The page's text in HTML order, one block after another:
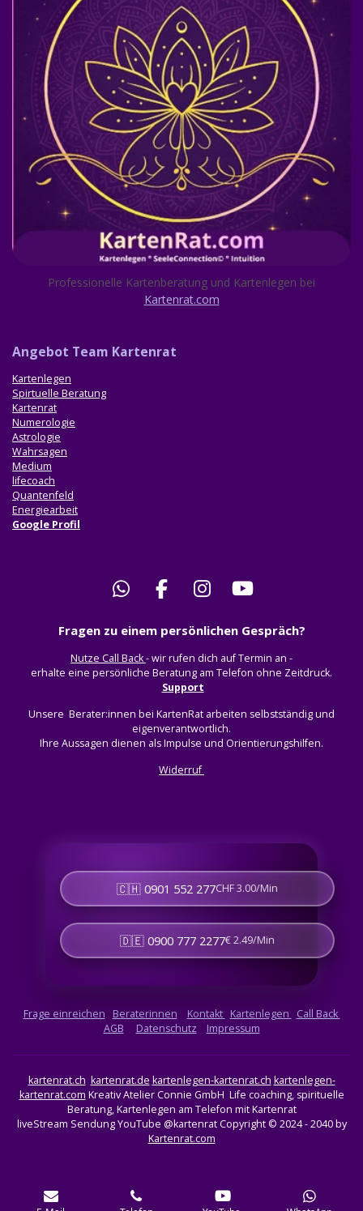
Professionelle Kartenberatung und Kartenlegen bei
Kartenrat.com
Angebot Team Kartenrat
Kartenlegen
Spirtuelle Beratung
Kartenrat
Numerologie
Astrologie
Wahrsagen
Medium
lifecoach
Quantenfeld
Energiearbeit
Google Profil
W
a
t
s
p
F
c
e
b
o
o
k
I
s
t
a
g
r
a
m
Y
u
T
u
e
Fragen zu einem persönlichen Gespräch?
Nutze Call Back- wir rufen dich auf Termin an -
erhalte eine persönliche Beratung am Telefon ohne Zeitdruck.
Support
Unsere Berater:innen bei KartenRat arbeiten selbstständig und
eigenverantwortlich.
Ihre Aussagen dienen als Impulse und Orientierungshilfen.
Widerruf
🇨🇭 0901 552 277CHF 3.00/Min
🇩🇪 0900 777 2277€ 2.49/Min
Frage einreichen Beraterinnen Kontakt Kartenlegen
Call Back
AGB
Datenschutz Impressum
kartenrat.ch kartenrat.de kartenlegen-kartenrat.ch kartenlegen-
kartenrat.com Kreativ Atelier Connie GmbH Life coaching, spirituelle
Beratung, Kartenlegen am Telefon mit Kartenrat
liveStream Sendung YouTube @kartenrat Copyright © 2024 - 2040 by
Kartenrat.com